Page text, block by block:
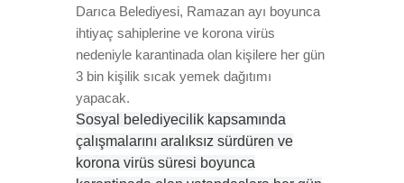
Darıca Belediyesi, Ramazan ayı boyunca
ihtiyaç sahiplerine ve korona virüs
nedeniyle karantinada olan kişilere her gün
3 bin kişilik sıcak yemek dağıtımı
yapacak.
Sosyal belediyecilik kapsamında
çalışmalarını aralıksız sürdüren ve
korona virüs süresi boyunca